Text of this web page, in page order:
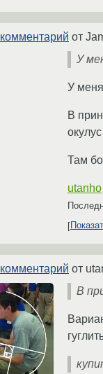
комментарий от
У
У
В
Там
utanho
комментарий от
В